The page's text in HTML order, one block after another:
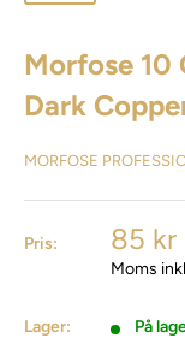
Morfose 10
Dark
MORFOSE
Pris: 85 kr
Moms
Lager: På